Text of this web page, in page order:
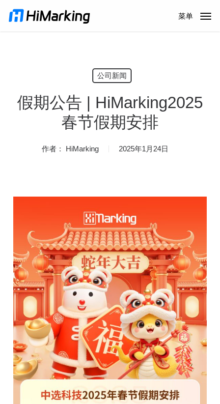
菜单
公司新闻
假期公告 | HiMarking2025
春节假期安排
作者： HiMarking 2025年1月24日